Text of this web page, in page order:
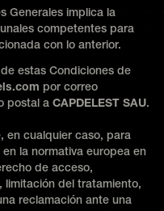
Generales implica la
competentes para
con lo anterior.
estas Condiciones de
por correo
postal a CAPDELEST SAU.
en cualquier caso, para
la normativa europea en
de acceso,
limitación del tratamiento,
reclamación ante una